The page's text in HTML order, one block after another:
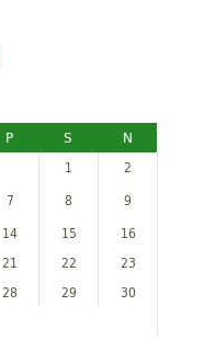
P S
N
1
2
7 8
9
14 15
16
21 22
23
28 29
30